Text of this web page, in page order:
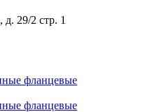
29/2 стр. 1
фланцевые
фланцевые